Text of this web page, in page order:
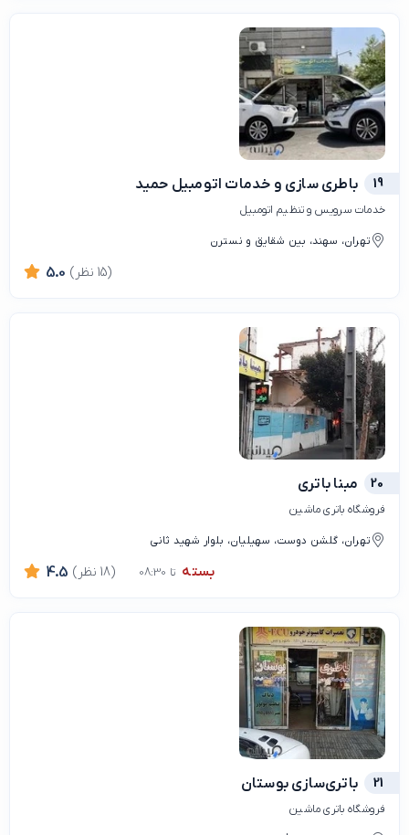
19 باطری سازی و خدمات اتومبیل حمید
خدمات سرویس و تنظیم اتومبیل
تهران، سهند، بین شقایق و نسترن
5.0 (15 نظر)
20 مبنا باتری
فروشگاه باتری ماشین
تهران، گلشن دوست، سهیلیان، بلوار شهید ثانی
بسته تا 08:30 4.5 (18 نظر)
21 باتری‌سازی بوستان
فروشگاه باتری ماشین